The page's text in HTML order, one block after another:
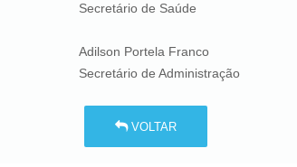
Secretário de Saúde
Adilson Portela Franco
Secretário de Administração
VOLTAR